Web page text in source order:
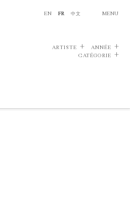
EN FR 中文 MENU
ARTISTE
ANNÉE
CATÉGORIE